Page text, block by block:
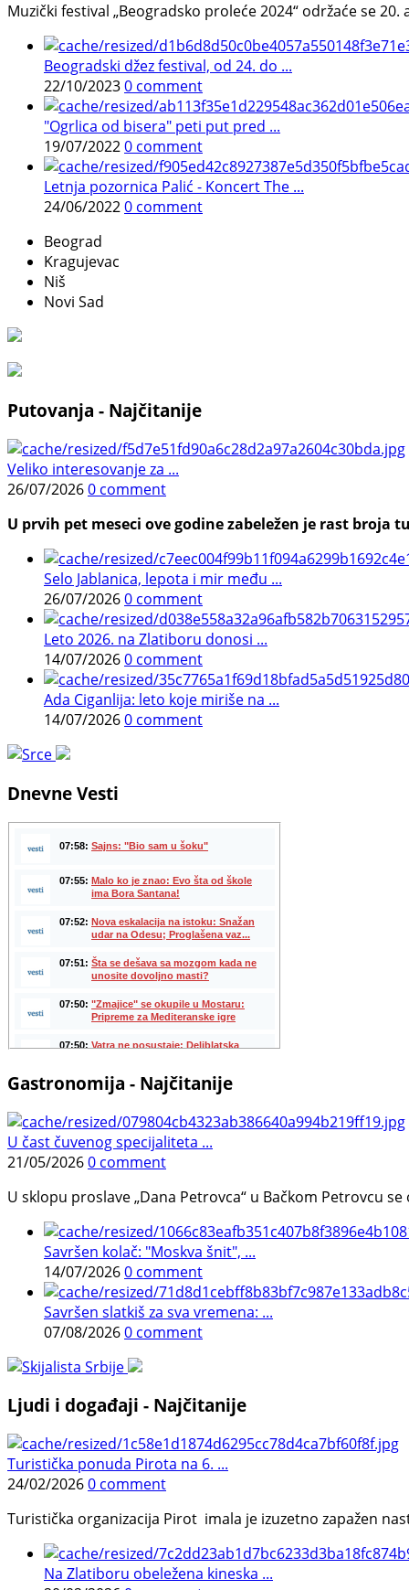
Muzički festival „Beogradsko proleće 2024“ održaće se
Beogradski džez festival, od 24. do ...
22/10/20230 comment
"Ogrlica od bisera" peti put pred ...
19/07/20220 comment
Letnja pozornica Palić - Koncert The ...
24/06/20220 comment
Beograd
Kragujevac
Niš
Novi Sad
Putovanja - Najčitanije
Veliko interesovanje za ...
26/07/20260 comment
U prvih pet meseci ove godine zabeležen je rast
Selo Jablanica, lepota i mir među ...
26/07/20260 comment
Leto 2026. na Zlatiboru donosi ...
14/07/20260 comment
Ada Ciganlija: leto koje miriše na ...
14/07/20260 comment
Dnevne Vesti
Gastronomija - Najčitanije
U čast čuvenog specijaliteta ...
21/05/20260 comment
U sklopu proslave „Dana Petrovca“ u Bačkom Petrovcu
Savršen kolač: "Moskva šnit", ...
14/07/20260 comment
Savršen slatkiš za sva vremena: ...
07/08/20260 comment
Ljudi i događaji - Najčitanije
Turistička ponuda Pirota na 6. ...
24/02/20260 comment
Turistička organizacija Pirot imala je izuzetno zapažen
Na Zlatiboru obeležena kineska ...